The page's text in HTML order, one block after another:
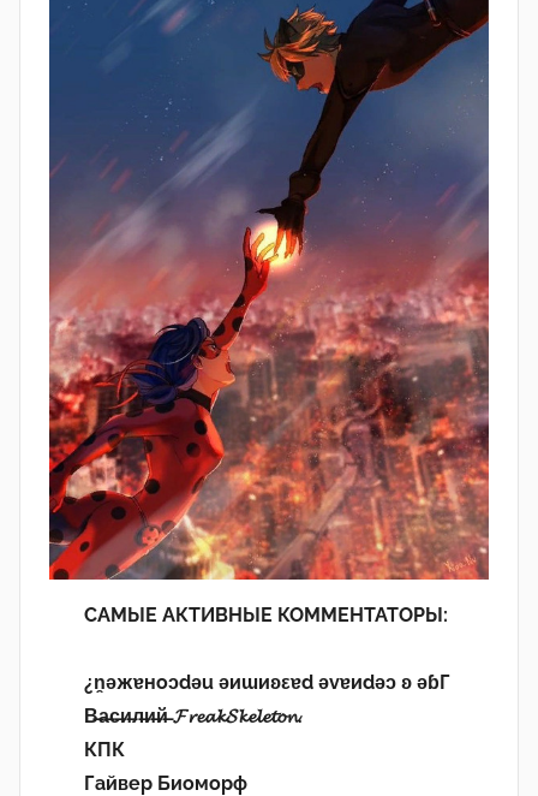
САМЫЕ АКТИВНЫЕ КОММЕНТАТОРЫ:
¿n̯ǝжɐноɔdǝu ǝиɯиʚεɐd ǝvɐиdǝɔ ʚ ǝɓГ
В̶а̶с̶и̶л̶и̶й̶ 𝓕𝓻𝓮𝓪𝓴𝓢𝓴𝓮𝓵𝓮𝓽𝓸𝓷.
КПК
Гайвер Биоморф